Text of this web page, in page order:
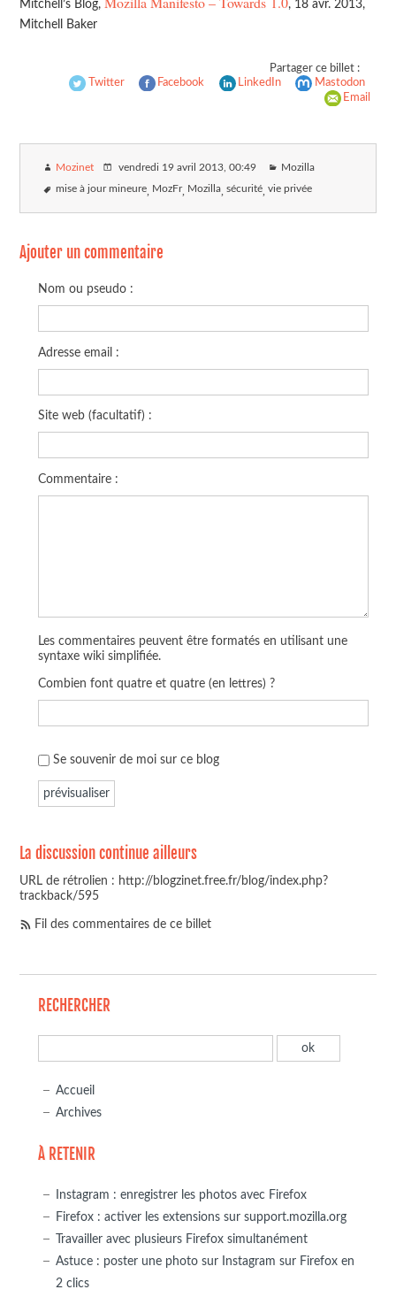
Mitchell’s Blog,
, 18 avr. 2013,
Mitchell Baker
Partager ce billet :
Twitter
Facebook LinkedIn
Mastodon
Email
Mozinet vendredi 19 avril 2013 , 00:49 Mozilla
mise à jour mineure MozFr Mozilla sécurité vie privée
Ajouter un commentaire
Nom ou pseudo :
Adresse email :
Site web (facultatif) :
Commentaire :
Les commentaires peuvent être formatés en utilisant une
syntaxe wiki simplifiée.
Combien font quatre et quatre (en lettres) ?
Se souvenir de moi sur ce blog
La discussion continue ailleurs
URL de rétrolien : http://blogzinet.free.fr/blog/index.php?
trackback/595
Fil des commentaires de ce billet
RECHERCHER
Accueil
Archives
À RETENIR
Instagram : enregistrer les photos avec Firefox
Firefox : activer les extensions sur support.mozilla.org
Travailler avec plusieurs Firefox simultanément
Astuce : poster une photo sur Instagram sur Firefox en
2 clics